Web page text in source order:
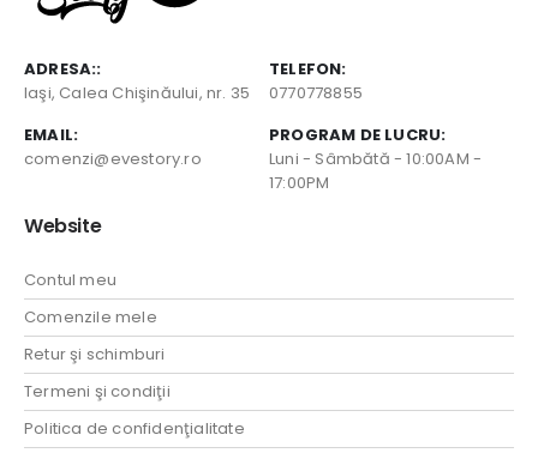
ADRESA::
Iaşi, Calea Chişinăului, nr. 35
TELEFON:
0770778855
EMAIL:
comenzi@evestory.ro
PROGRAM DE LUCRU:
Luni - Sâmbătă - 10:00AM -
17:00PM
Website
Contul meu
Comenzile mele
Retur şi schimburi
Termeni şi condiţii
Politica de confidenţialitate